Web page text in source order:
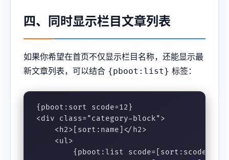
四、同时显示栏目文章列表
如果你希望在首页不仅显示栏目名称，还能显示最
新文章列表，可以结合 {pboot:list} 标签：
{pboot:sort scode=12}
<div class="category-block">
<h2>[sort:name]</h2>
<ul>
{pboot:list scode=[sort:scode]